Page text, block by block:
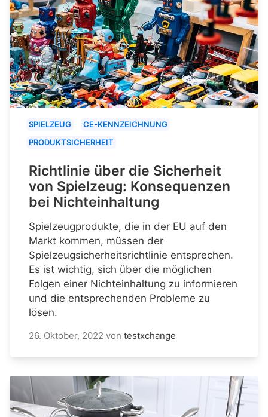
SPIELZEUG
CE-KENNZEICHNUNG
PRODUKTSICHERHEIT
Richtlinie über die Sicherheit
von Spielzeug: Konsequenzen
bei Nichteinhaltung
Spielzeugprodukte, die in der EU auf den
Markt kommen, müssen der
Spielzeugsicherheitsrichtlinie entsprechen.
Es ist wichtig, sich über die möglichen
Folgen einer Nichteinhaltung zu informieren
und die entsprechenden Probleme zu
lösen.
26. Oktober, 2022 von testxchange